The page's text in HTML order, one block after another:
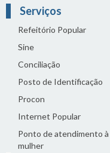
Serviços
Refeitório Popular
Sine
Conciliação
Posto de Identificação
Procon
Internet Popular
Ponto de atendimento à
mulher